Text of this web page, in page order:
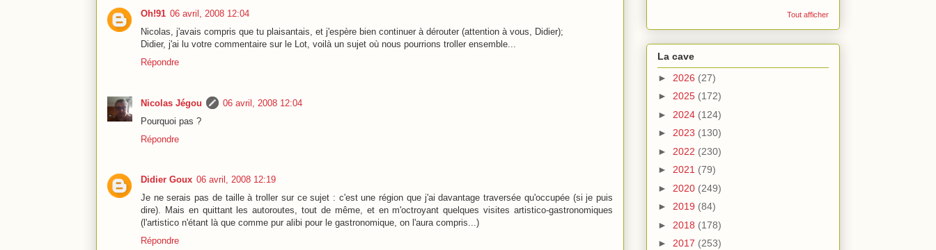
Oh!91 06 avril, 2008 12:04
Nicolas, j'avais compris que tu plaisantais, et j'espère bien continuer à dérouter (attention à vous, Didier);
Didier, j'ai lu votre commentaire sur le Lot, voilà un sujet où nous pourrions troller ensemble...
Répondre
Nicolas Jégou
06 avril, 2008 12:04
Pourquoi pas ?
Répondre
Didier Goux 06 avril, 2008 12:19
Je ne serais pas de taille à troller sur ce sujet : c'est une région que j'ai davantage traversée qu'occupée (si je puis
dire). Mais en quittant les autoroutes, tout de même, et en m'octroyant quelques visites artistico-gastronomiques
(l'artistico n'étant là que comme pur alibi pour le gastronomique, on l'aura compris...)
Répondre
Tout afficher
La cave
► 2026 (27)
► 2025 (172)
► 2024 (124)
► 2023 (130)
► 2022 (230)
► 2021 (79)
► 2020 (249)
► 2019 (84)
► 2018 (178)
► 2017 (253)